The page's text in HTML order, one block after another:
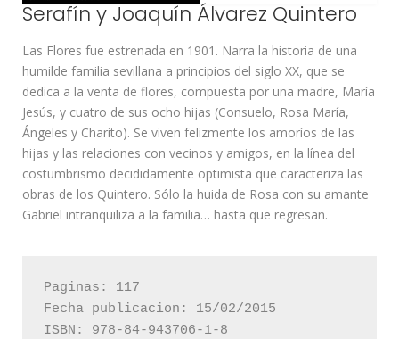
Serafín y Joaquín Álvarez Quintero
Las Flores fue estrenada en 1901. Narra la historia de una
humilde familia sevillana a principios del siglo XX, que se
dedica a la venta de flores, compuesta por una madre, María
Jesús, y cuatro de sus ocho hijas (Consuelo, Rosa María,
Ángeles y Charito). Se viven felizmente los amoríos de las
hijas y las relaciones con vecinos y amigos, en la línea del
costumbrismo decididamente optimista que caracteriza las
obras de los Quintero. Sólo la huida de Rosa con su amante
Gabriel intranquiliza a la familia… hasta que regresan.
Paginas: 117
Fecha publicacion: 15/02/2015
ISBN: 978-84-943706-1-8